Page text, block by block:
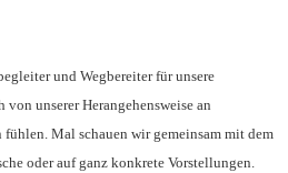
und Wegbereiter für unsere
unserer Herangehensweise an
fühlen. Mal schauen wir gemeinsam mit dem
oder auf ganz konkrete Vorstellungen.